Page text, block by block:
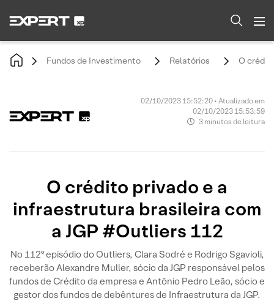
Fundos de Investimento Relatórios O
02/10/2023 15:52:20 • Atualizado em
02/10/2023 15:53:59
3 minutos de leitura
O crédito privado e a
infraestrutura brasileira com
a JGP #Outliers 112
No 112º episódio do Outliers, Clara Sodré e Rodrigo Sgavioli,
receberão Alexandre Muller, sócio da JGP responsável pelos
fundos de Crédito da empresa e Antônio Pedro Leão, sócio e
gestor dos fundos de debêntures de Infraestrutura da JGP.